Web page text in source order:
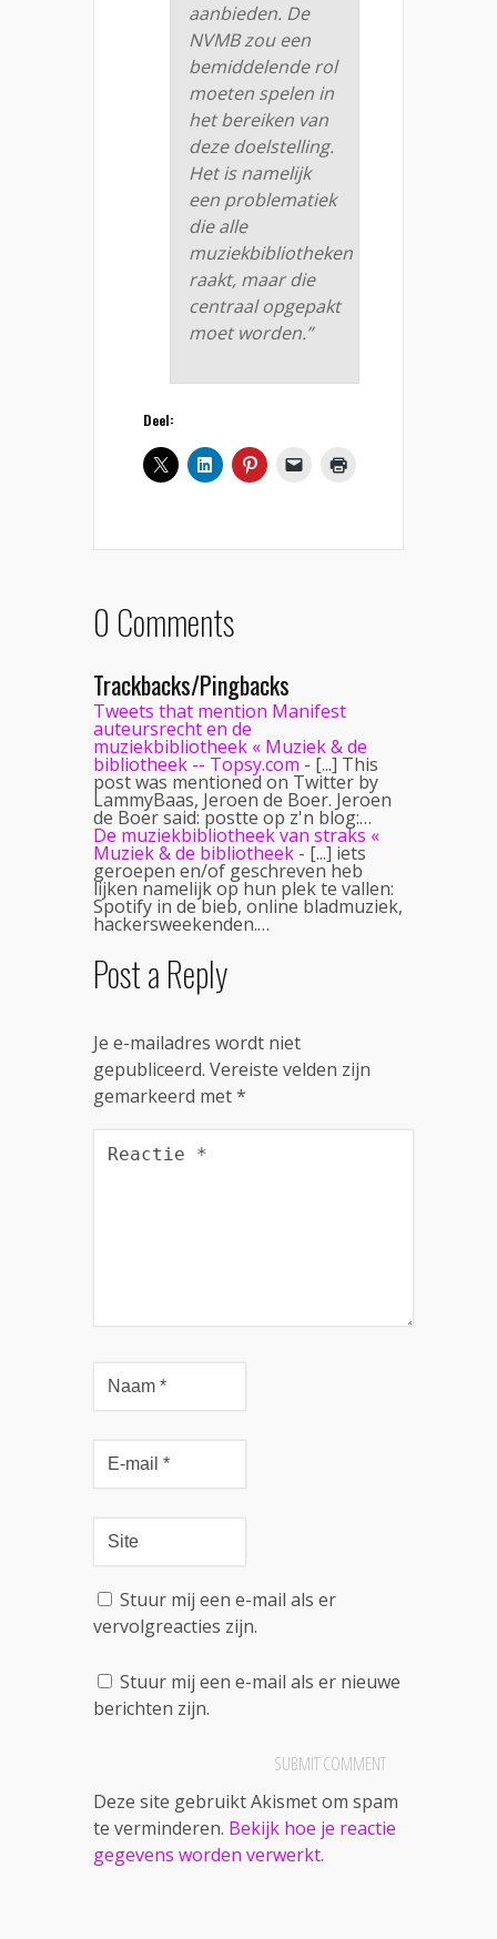
aanbieden. De
NVMB zou een
bemiddelende rol
moeten spelen in
het bereiken van
deze doelstelling.
Het is namelijk
een problematiek
die alle
muziekbibliotheken
raakt, maar die
centraal opgepakt
moet worden.”
Deel:
0 Comments
Trackbacks/Pingbacks
Tweets that mention Manifest
auteursrecht en de
muziekbibliotheek « Muziek & de
bibliotheek -- Topsy.com - [...] This
post was mentioned on Twitter by
LammyBaas, Jeroen de Boer. Jeroen
de Boer said: postte op z'n blog:…
De muziekbibliotheek van straks «
Muziek & de bibliotheek - [...] iets
geroepen en/of geschreven heb
lijken namelijk op hun plek te vallen:
Spotify in de bieb, online bladmuziek,
hackersweekenden.…
Post a Reply
Je e-mailadres wordt niet
gepubliceerd. Vereiste velden zijn
gemarkeerd met*
Stuur mij een e-mail als er
vervolgreacties zijn.
Stuur mij een e-mail als er nieuwe
berichten zijn.
Deze site gebruikt Akismet om spam
te verminderen. Bekijk hoe je reactie
gegevens worden verwerkt.